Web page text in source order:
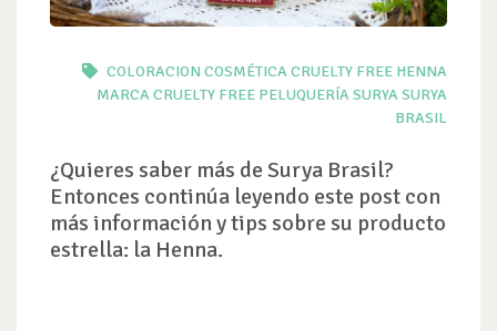
COLORACION COSMÉTICA CRUELTY FREE HENNA
MARCA CRUELTY FREE PELUQUERÍA SURYA SURYA
BRASIL
¿Quieres saber más de Surya Brasil?
Entonces continúa leyendo este post con
más información y tips sobre su producto
estrella: la Henna.